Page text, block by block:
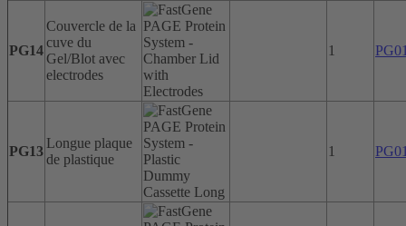
PG14
Couvercle de la
cuve du
Gel/Blot avec
electrodes
1
PG13
Longue plaque
de plastique
1